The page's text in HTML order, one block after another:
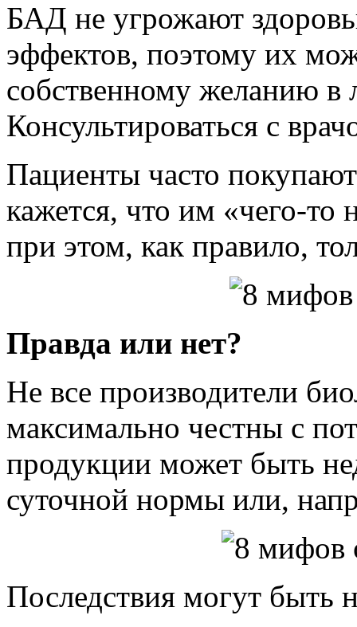
БАД не угрожают
эффектов, поэтому их
собственному желанию в
Консультироваться с
Пациенты часто
кажется, что им «чего-то
при этом, как правило,
Правда или нет?
Не все производители
максимально честны с
продукции может быть
суточной нормы или,
Последствия могут